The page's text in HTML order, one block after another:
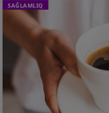
SAĞLAMLIQ